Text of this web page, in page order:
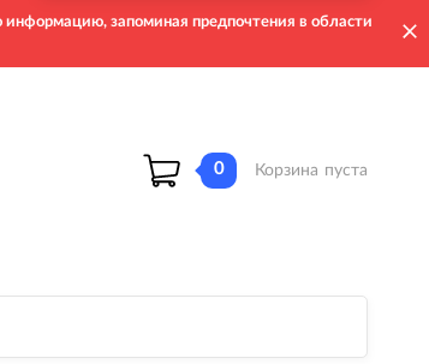
информацию, запоминая предпочтения в области
0 Корзина пуста